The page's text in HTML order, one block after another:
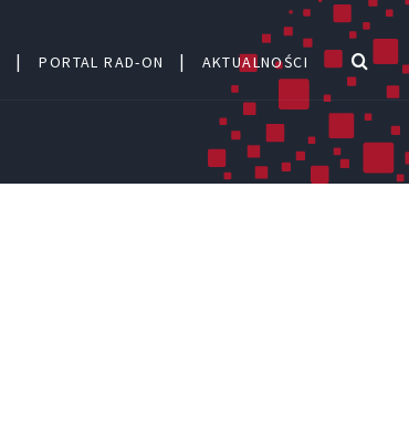
PORTAL RAD-ON AKTUALNOŚCI